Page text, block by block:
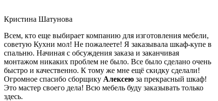
Кристина Шатунова
Всем, кто еще выбирает компанию для изготовления мебели,
советую Кухни мол! Не пожалеете! Я заказывала шкаф-купе в
спальню. Начиная с обсуждения заказа и заканчивая
монтажом никаких проблем не было. Все было сделано очень
быстро и качественно. К тому же мне ещё скидку сделали!
Огромное спасибо сборщику Алексею за прекрасный шкаф!
Это мастер своего дела! Всю мебель буду заказывать только
здесь.